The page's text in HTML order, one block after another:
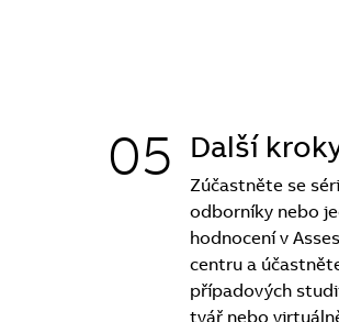
05 Další
Zúčastněte se
odborníky nebo
hodnocení v
centru a
případových